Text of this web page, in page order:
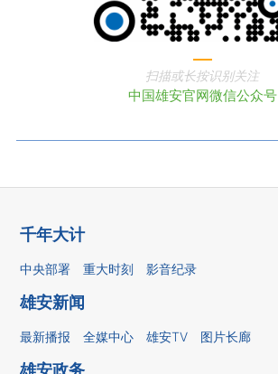
扫描或长按识别关注
中国雄安官网微信公众号
千年大计
中央部署 重大时刻 影音纪录
雄安新闻
最新播报 全媒中心 雄安TV 图片长廊
雄安政务